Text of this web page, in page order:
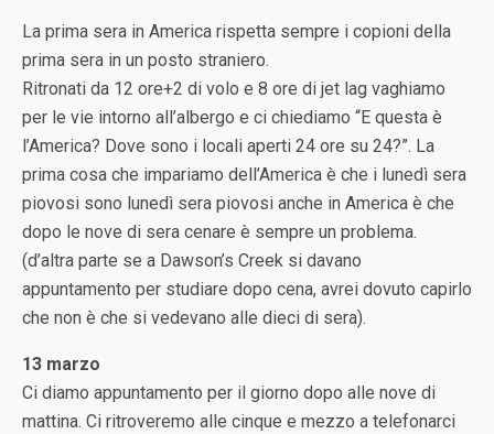
La prima sera in America rispetta sempre i copioni della
prima sera in un posto straniero.
Ritronati da 12 ore+2 di volo e 8 ore di jet lag vaghiamo
per le vie intorno all’albergo e ci chiediamo “E questa è
l’America? Dove sono i locali aperti 24 ore su 24?”. La
prima cosa che impariamo dell’America è che i lunedì sera
piovosi sono lunedì sera piovosi anche in America è che
dopo le nove di sera cenare è sempre un problema.
(d’altra parte se a Dawson’s Creek si davano
appuntamento per studiare dopo cena, avrei dovuto capirlo
che non è che si vedevano alle dieci di sera).
13 marzo
Ci diamo appuntamento per il giorno dopo alle nove di
mattina. Ci ritroveremo alle cinque e mezzo a telefonarci